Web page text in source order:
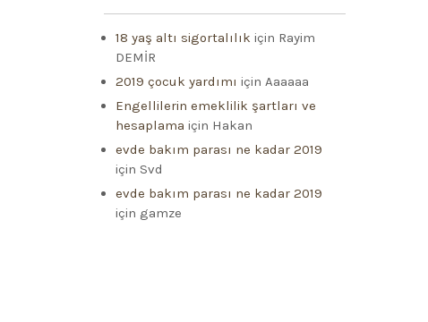
18 yaş altı sigortalılık için Rayim
DEMİR
2019 çocuk yardımı için Aaaaaa
Engellilerin emeklilik şartları ve
hesaplama için Hakan
evde bakım parası ne kadar 2019
için Svd
evde bakım parası ne kadar 2019
için gamze